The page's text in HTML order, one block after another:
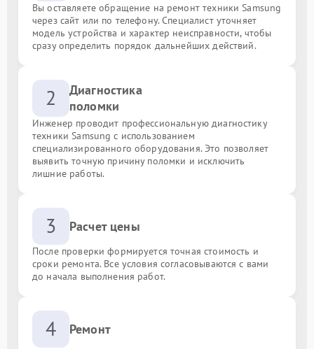
Вы оставляете обращение на ремонт техники Samsung
через сайт или по телефону. Специалист уточняет
модель устройства и характер неисправности, чтобы
сразу определить порядок дальнейших действий.
2
Диагностика
поломки
Инженер проводит профессиональную диагностику
техники Samsung с использованием
специализированного оборудования. Это позволяет
выявить точную причину поломки и исключить
лишние работы.
3 Расчет цены
После проверки формируется точная стоимость и
сроки ремонта. Все условия согласовываются с вами
до начала выполнения работ.
4 Ремонт